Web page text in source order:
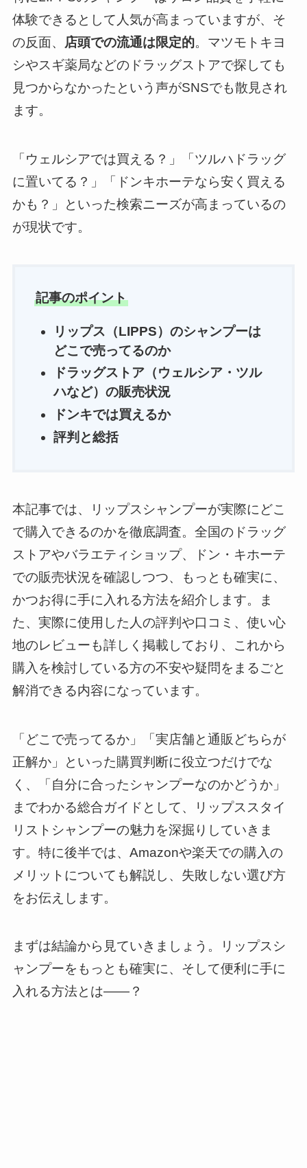
体験できるとして人気が高まっていますが、そ
の反面、 店頭での流通は限定的。マツモトキヨ
シやスギ薬局などのドラッグストアで探しても
見つからなかったという声がSNSでも散見され
ます。
「ウェルシアでは買える？」「ツルハドラッグ
に置いてる？」「ドンキホーテなら安く買える
かも？」といった検索ニーズが高まっているの
が現状です。
記事のポイント
リップス（LIPPS）のシャンプーは
どこで売ってるのか
ドラッグストア（ウェルシア・ツル
ハなど）の販売状況
ドンキでは買えるか
評判と総括
本記事では、リップスシャンプーが実際にどこ
で購入できるのかを徹底調査。全国のドラッグ
ストアやバラエティショップ、ドン・キホーテ
での販売状況を確認しつつ、もっとも確実に、
かつお得に手に入れる方法を紹介します。ま
た、実際に使用した人の評判や口コミ、使い心
地のレビューも詳しく掲載しており、これから
購入を検討している方の不安や疑問をまるごと
解消できる内容になっています。
「どこで売ってるか」「実店舗と通販どちらが
正解か」といった購買判断に役立つだけでな
く、「自分に合ったシャンプーなのかどうか」
までわかる総合ガイドとして、リップススタイ
リストシャンプーの魅力を深掘りしていきま
す。特に後半では、Amazonや楽天での購入の
メリットについても解説し、失敗しない選び方
をお伝えします。
まずは結論から見ていきましょう。リップスシ
ャンプーをもっとも確実に、そして便利に手に
入れる方法とは――？